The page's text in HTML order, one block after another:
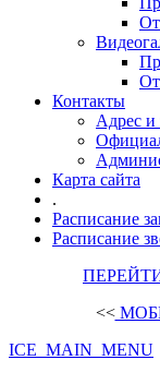
Контакты
Адрес и
Карта сайта
.
Расписание
Расписание
<<
ICE_MAIN_MENU